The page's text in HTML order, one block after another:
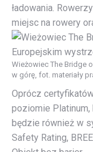
ładowania.
miejsc na rowery
Wieżowiec The Bridge
w górę, fot. materiały
Oprócz
poziomie Platinum,
będzie również w
Safety Rating,